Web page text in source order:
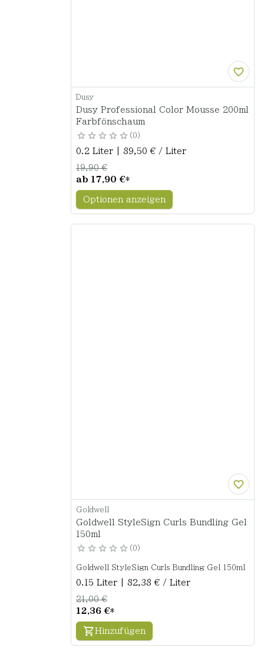
Dusy
Dusy Professional Color Mousse 200ml
Farbfönschaum
0
0.2 Liter | 89,50 € / Liter
ab 17,90 €*
19,90 €
Optionen anzeigen
Goldwell
Goldwell StyleSign Curls Bundling Gel
150ml
0
Goldwell StyleSign Curls Bundling Gel 150ml
0.15 Liter | 82,38 € / Liter
12,36 €*
21,00 €
Hinzufügen